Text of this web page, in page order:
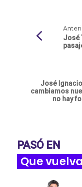
José
José
cambiamos
no hay
PASÓ EN
Que